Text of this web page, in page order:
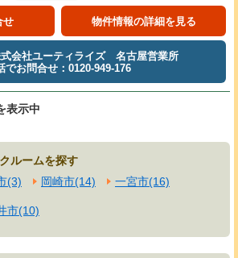
せ 物件情報の詳細を見る
会社ユーティライズ 名古屋営業所
でお問合せ：0120-949-176
表示中
ルームを探す
(3) 岡崎市(14) 一宮市(16)
市(10)